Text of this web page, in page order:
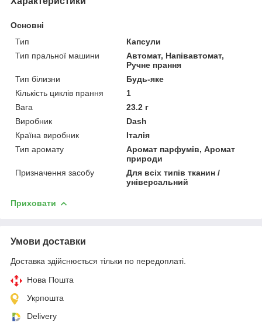
Основні
Тип
Капсули
Тип пральної машини
Автомат, Напівавтомат,
Ручне прання
Тип білизни
Будь-яке
Кількість циклів прання
1
Вага
23.2 г
Виробник
Dash
Країна виробник
Італія
Тип аромату
Аромат парфумів, Аромат
природи
Призначення засобу
Для всіх типів тканин /
універсальний
Приховати
Умови доставки
Доставка здійснюється тільки по передоплаті.
Нова Пошта
Укрпошта
Delivery